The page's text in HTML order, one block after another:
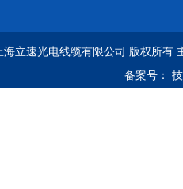
海立速光电线缆有限公司 版权所有
备案号：